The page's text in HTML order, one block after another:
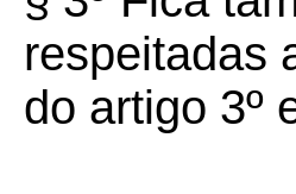
respeitadas
do artigo 3º